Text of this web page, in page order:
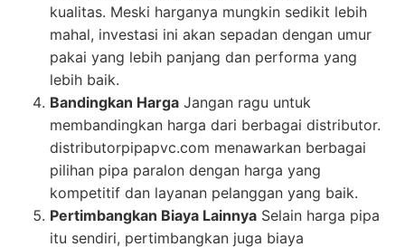
kualitas. Meski harganya mungkin sedikit lebih
mahal, investasi ini akan sepadan dengan umur
pakai yang lebih panjang dan performa yang
lebih baik.
Bandingkan Harga Jangan ragu untuk
membandingkan harga dari berbagai distributor.
distributorpipapvc.com menawarkan berbagai
pilihan pipa paralon dengan harga yang
kompetitif dan layanan pelanggan yang baik.
Pertimbangkan Biaya Lainnya Selain harga pipa
itu sendiri, pertimbangkan juga biaya